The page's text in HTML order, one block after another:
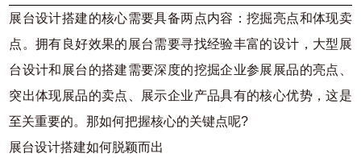
展台设计搭建的核心需要具备两点内容：挖掘亮点和体现卖
点。拥有良好效果的展台需要寻找经验丰富的设计，大型展
台设计和展台的搭建需要深度的挖掘企业参展展品的亮点、
突出体现展品的卖点、展示企业产品具有的核心优势，这是
至关重要的。那如何把握核心的关键点呢?
展台设计搭建如何脱颖而出